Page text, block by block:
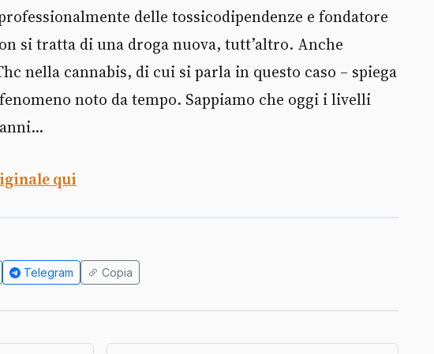
delle tossicodipendenze e fondatore
si tratta di una droga nuova, tutt’altro. Anche
nella cannabis, di cui si parla in questo caso – spiega
noto da tempo. Sappiamo che oggi i livelli
qui
Telegram Copia